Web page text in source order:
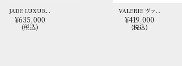
JADE LUXUR...
¥635,000
(税込)
VALERIE ヴァ...
¥419,000
(税込)